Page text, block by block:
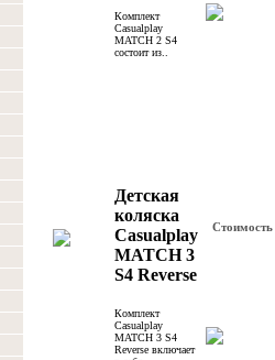
Комплект
Casualplay
MATCH 2 S4
состоит из..
Детская
коляска
Casualplay
MATCH 3
S4 Reverse
Комплект
Casualplay
MATCH 3 S4
Reverse включает
Стоимость